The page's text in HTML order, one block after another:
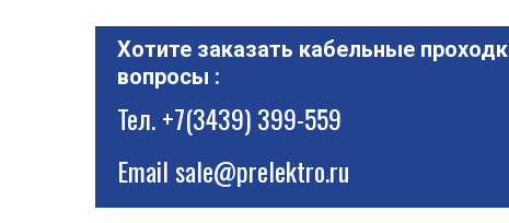
Хотите заказать кабельные
вопросы :
Тел.+7(3439) 399-559
Emailsale@prelektro.ru